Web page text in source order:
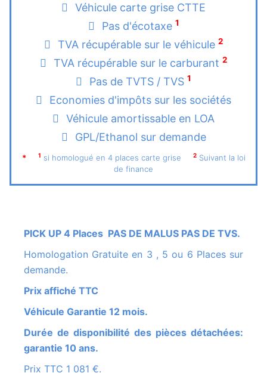
Véhicule carte grise CTTE
Pas d'écotaxe 1
TVA récupérable sur le véhicule 2
TVA récupérable sur le carburant 2
Pas de TVTS / TVS 1
Economies d'impôts sur les sociétés
Véhicule amortissable en LOA
GPL/Ethanol sur demande
* 1 si homologué en 4 places carte grise 2 Suivant la loi
de finance
PICK UP 4 Places PAS DE MALUS PAS DE TVS.
Homologation Gratuite en 3 , 5 ou 6 Places sur
demande.
Prix affiché TTC
Véhicule Garantie 12 mois.
Durée de disponibilité des pièces détachées:
garantie 10 ans.
Prix TTC 1 081 €.